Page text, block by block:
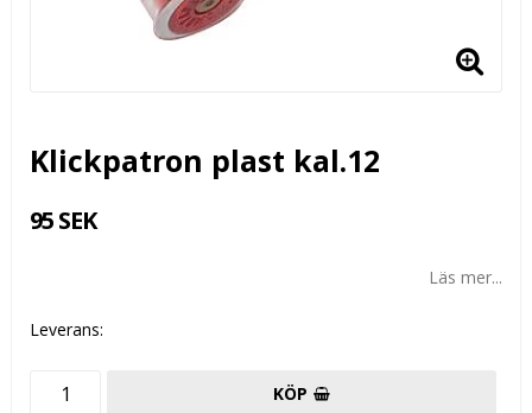
Klickpatron plast kal.12
95 SEK
Läs mer...
Leverans:
KÖP